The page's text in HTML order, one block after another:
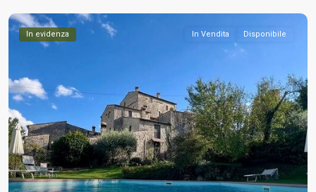
In evidenza In Vendita Disponibile